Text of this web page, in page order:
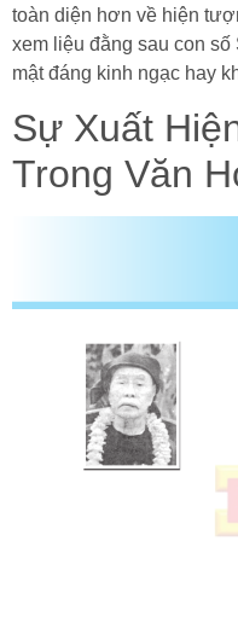
toàn diện hơn về hiện
xem liệu đằng sau con
mật đáng kinh ngạc hay
Sự Xuất
Trong Văn